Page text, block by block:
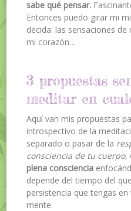
sabe qué pensar.
Entonces puedo girar mi
decida: las sensaciones
mi corazón…
3 propuestas
meditar en
Aquí van mis propuestas
introspectivo de la
separado o pasar de la
consciencia de tu cuerpo,
plena consciencia
depende del tiempo del
persistencia que tengas
mente.